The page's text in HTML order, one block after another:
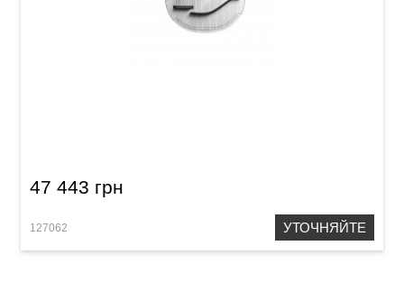
47 443 грн
127062 УТОЧНЯЙТЕ